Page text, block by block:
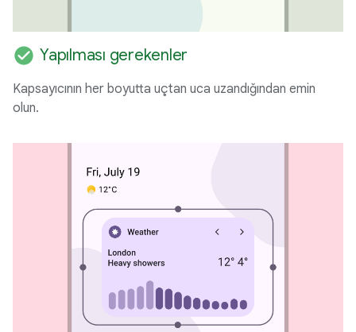
check_circle Yapılması gerekenler
Kapsayıcının her boyutta uçtan uca uzandığından emin
olun.